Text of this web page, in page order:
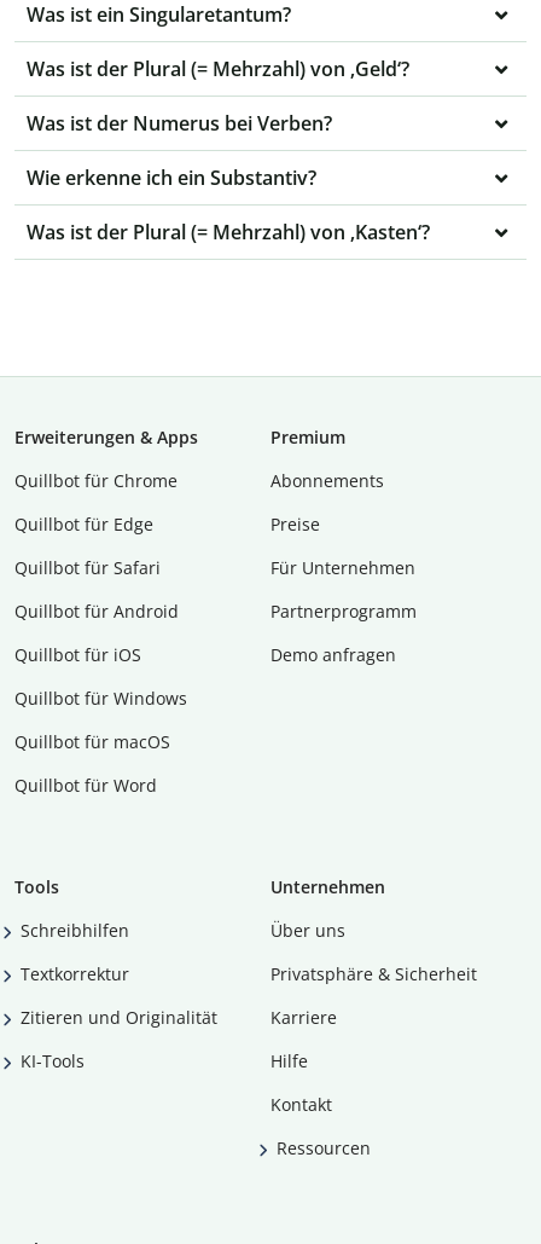
Was ist ein Singularetantum?
Was ist der Plural (= Mehrzahl) von ‚Geld‘?
Was ist der Numerus bei Verben?
Wie erkenne ich ein Substantiv?
Was ist der Plural (= Mehrzahl) von ‚Kasten‘?
Erweiterungen & Apps
Quillbot für Chrome
Quillbot für Edge
Quillbot für Safari
Quillbot für Android
Quillbot für iOS
Quillbot für Windows
Quillbot für macOS
Quillbot für Word
Premium
Abon­ne­ments
Preise
Für Unternehmen
Partnerprogramm
Demo anfragen
Tools
Schreibhilfen
Textkorrektur
Zitieren und Originalität
KI-Tools
Unternehmen
Über uns
Privatsphäre & Sicherheit
Karriere
Hilfe
Kontakt
Ressourcen